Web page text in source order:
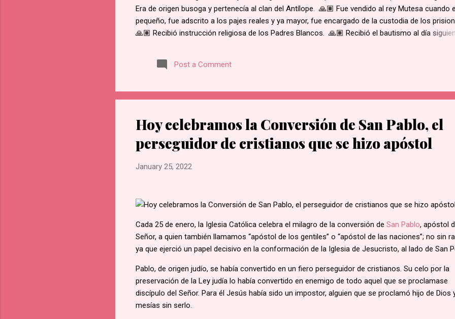
Era de origen busoga y pertenecía al clan del Antílope. 🙏🏽 Fue vendido al rey Mutesa cuando
pequeño, fue adscrito a los pajes reales y ya mayor, fue encargado de la custodia de los
🙏🏽 Recibió instrucción religiosa de los Padres Blancos. 🙏🏽 Recibió el bautismo al día
retractarse de su fe, rehusó. Junto con otros mártires se le condujo en una marcha hacia la
Namugongo, a unos 60 kms de su hogar. 🙏🏽 Según la costumbre, se ejecutaba a un prisionero
en Lubawo, fue alanceado y decapitado y sus restos dejados al borde del camino....
Post a Comment
Hoy celebramos la Conversión de San Pablo, el
perseguidor de cristianos que se hizo apóstol
January 25, 2022
Cada 25 de enero, la Iglesia Católica celebra el milagro de la conversión de San Pablo, apóstol
Señor, a quien también llamamos “apóstol de los gentiles” o “apóstol de las naciones”; no sin
ya que ejerció un papel decisivo en la conformación de la Iglesia de Jesucristo, al lado de San
Pablo, de origen judío, se había convertido en un fiero perseguidor de cristianos. Su celo por la
preservación de la Ley judía lo había convertido en enemigo de todo aquel que se proclamase
discípulo del Señor. Para él Jesús había sido un impostor, alguien que se proclamó hijo de Dios
mesías sin serlo.